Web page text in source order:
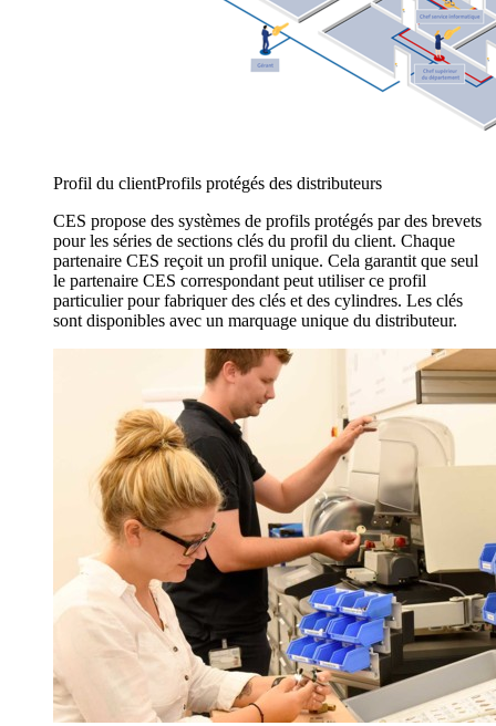
Profil du clientProfils protégés des distributeurs
CES propose des systèmes de profils protégés par des brevets
pour les séries de sections clés du profil du client. Chaque
partenaire CES reçoit un profil unique. Cela garantit que seul
le partenaire CES correspondant peut utiliser ce profil
particulier pour fabriquer des clés et des cylindres. Les clés
sont disponibles avec un marquage unique du distributeur.